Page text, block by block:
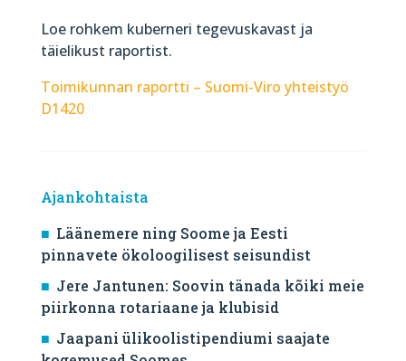
Loe rohkem kuberneri tegevuskavast ja
täielikust raportist.
Toimikunnan raportti – Suomi-Viro yhteistyö
D1420
Ajankohtaista
Läänemere ning Soome ja Eesti
pinnavete ökoloogilisest seisundist
Jere Jantunen: Soovin tänada kõiki meie
piirkonna rotariaane ja klubisid
Jaapani ülikoolistipendiumi saajate